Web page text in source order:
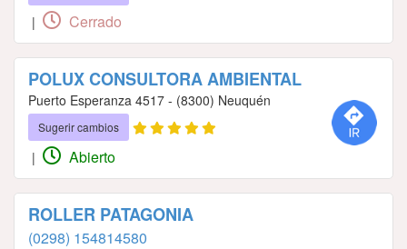
| Cerrado
POLUX CONSULTORA AMBIENTAL
Puerto Esperanza 4517 - (8300) Neuquén
Sugerir cambios
| Abierto
ROLLER PATAGONIA
(0298) 154814580